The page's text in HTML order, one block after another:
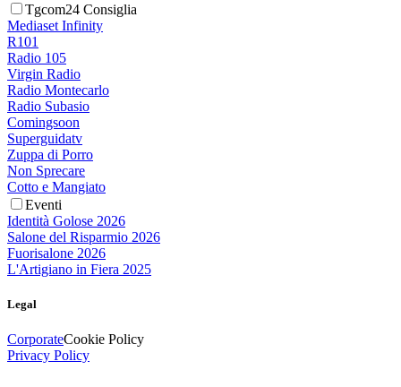
Tgcom24 Consiglia
Mediaset Infinity
R101
Radio 105
Virgin Radio
Radio Montecarlo
Radio Subasio
Comingsoon
Superguidatv
Zuppa di Porro
Non Sprecare
Cotto e Mangiato
Eventi
Identità Golose 2026
Salone del Risparmio 2026
Fuorisalone 2026
L'Artigiano in Fiera 2025
Legal
CorporateCookie Policy
Privacy Policy